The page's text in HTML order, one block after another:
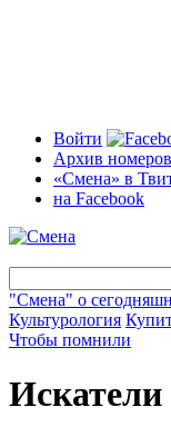
Войти
Архив номеров
«Смена» в
на Facebook
"Смена" о
Культурология
Чтобы помнили